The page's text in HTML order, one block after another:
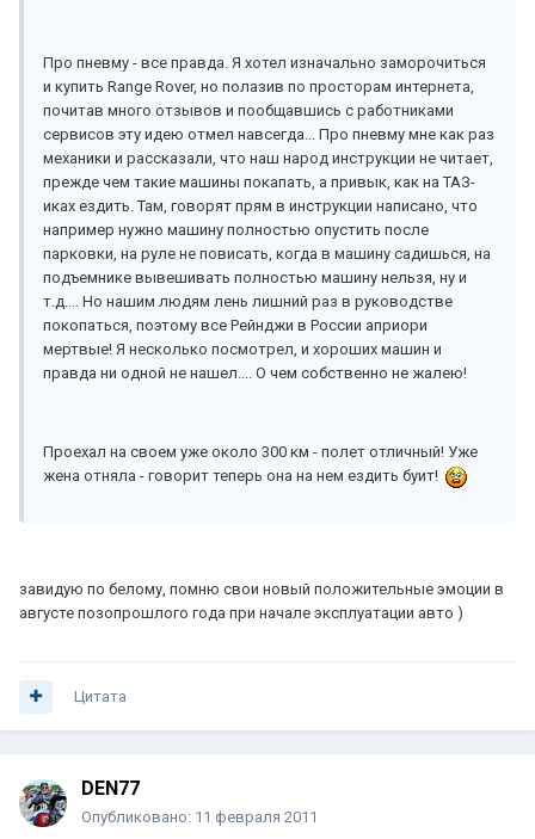
Про пневму - все правда. Я хотел изначально заморочиться
и купить Range Rover, но полазив по просторам интернета,
почитав много отзывов и пообщавшись с работниками
сервисов эту идею отмел навсегда... Про пневму мне как раз
механики и рассказали, что наш народ инструкции не читает,
прежде чем такие машины покапать, а привык, как на ТАЗ-
иках ездить. Там, говорят прям в инструкции написано, что
например нужно машину полностью опустить после
парковки, на руле не повисать, когда в машину садишься, на
подъемнике вывешивать полностью машину нельзя, ну и
т.д.... Но нашим людям лень лишний раз в руководстве
покопаться, поэтому все Рейнджи в России априори
мертвые! Я несколько посмотрел, и хороших машин и
правда ни одной не нашел.... О чем собственно не жалею!
Проехал на своем уже около 300 км - полет отличный! Уже
жена отняла - говорит теперь она на нем ездить буит!
завидую по белому, помню свои новый положительные эмоции в
августе позопрошлого года при начале эксплуатации авто )
Цитата
DEN77
Опубликовано: 11 февраля 2011